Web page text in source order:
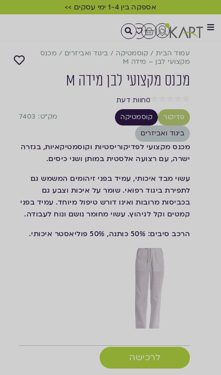
אספקה בין 1-4 ימי עסקים >>
עמוד הבית / קוסמטיקה / ביגוד ואביזרים / מכנס
מקצועי לבן – מידה M
מכנס מקצועי לבן מידה M
0חוות דעת
פדיקור
קוסמטיקה
ביגוד ואביזרים
מק"ט: 7403
מכנס מקצועי לפדיקוריסטיות וקוסמטיקאיות, בגזרה
ישרה, עם רצועה אלסטית במותן ושני כיסים.
עשוי מבד איכותי, עמיד בפני זיהומים המשמש גם
לתפירת ביגוד רפואי. שומר על איכות וצבע גם
בכביסות מרובות ואינו דורש טיפול מיוחד. עמיד בפני
קמטים וקל לגיהוץ. עשוי מחומר נושם ונוח לעבודה.
הרכב סיבים: 50% כותנה, 50% פוליאסטר איכותי.
לרכישה